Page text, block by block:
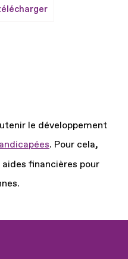
le développement
. Pour cela,
financières pour